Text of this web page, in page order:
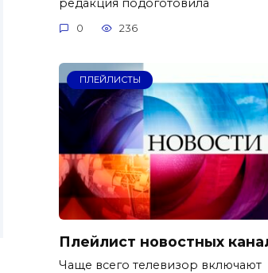
0 236
ПЛЕЙЛИСТЫ
Плейлист новостных
Чаще всего телевизор включают